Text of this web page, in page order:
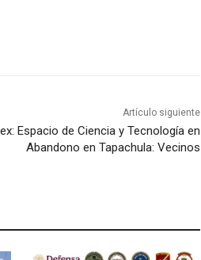
Artículo siguiente
Espacio de Ciencia y Tecnología en
Abandono en Tapachula: Vecinos